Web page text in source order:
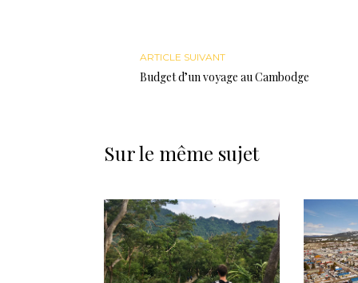
ARTICLE SUIVANT
Budget d’un voyage au Cambodge
Sur le même sujet